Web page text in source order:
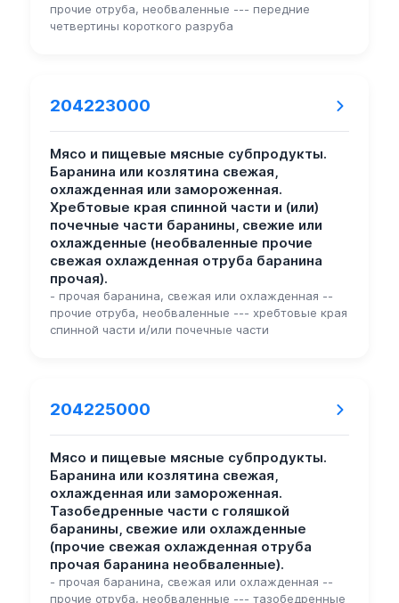
прочие отруба, необваленные --- передние
четвертины короткого разруба
204223000
Мясо и пищевые мясные субпродукты.
Баранина или козлятина свежая,
охлажденная или замороженная.
Хребтовые края спинной части и (или)
почечные части баранины, свежие или
охлажденные (необваленные прочие
свежая охлажденная отруба баранина
прочая).
- прочая баранина, свежая или охлажденная --
прочие отруба, необваленные --- хребтовые края
спинной части и/или почечные части
204225000
Мясо и пищевые мясные субпродукты.
Баранина или козлятина свежая,
охлажденная или замороженная.
Тазобедренные части с голяшкой
баранины, свежие или охлажденные
(прочие свежая охлажденная отруба
прочая баранина необваленные).
- прочая баранина, свежая или охлажденная --
прочие отруба, необваленные --- тазобедренные